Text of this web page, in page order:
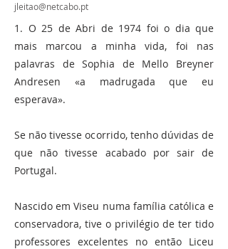
jleitao@netcabo.pt
1. O 25 de Abri de 1974 foi o dia que
mais marcou a minha vida, foi nas
palavras de Sophia de Mello Breyner
Andresen «a madrugada que eu
esperava».
Se não tivesse ocorrido, tenho dúvidas de
que não tivesse acabado por sair de
Portugal.
Nascido em Viseu numa família católica e
conservadora, tive o privilégio de ter tido
professores excelentes no então Liceu